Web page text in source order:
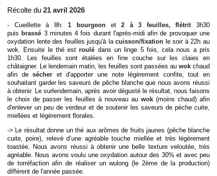
Récolte du 21 avril 2026
- Cueillette à 8h:1 bourgeonet2 à 3 feuilles, flétrit3h30
puis brassé 3 minutes 4 fois durant l'après-midi afin de provoquer une
oxydation lente des feuilles jusqu'à lacuisson/fixation le soir à 22h au
wok. Ensuite le thé estroulé dans un linge 5 fois, cela nous a pris
1h30. Les feuilles sont étalées en fine couche sur les claies en
châtaigner. Le lendemain matin, les feuilles sont passées au wok chaud
afin desécher et d'apporter une note légèrement confite, tout en
souhaitant garder les saveurs de pêche blanche que nous avons réussi
à obtenir. Le surlendemain, après avoir dégusté le résultat, nous faisons
le choix de passer les feuilles à nouveau au wok (moins chaud) afin
d'enlever un peu de verdeur et de soutenir les saveurs de pèche cuite,
miellées et légèrement florales.
-> Le résultat donne un thé aux arômes de fruits jaunes (pêche blanche
cuite, poire), relevé d’une agréable touche miellée et très légèrement
toastée. Nous avons réussi à obtenir une belle texture veloutée, très
agréable. Nous avons voulu une oxydation autourdes 30% et avec peu
de torréfaction afin de réaliser un wulong (le 2ème de la production)
différent de l'année passée.